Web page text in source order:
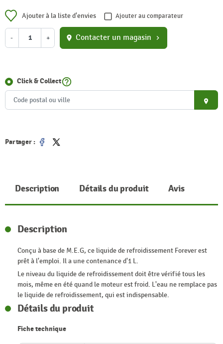
Ajouter à la liste d'envies Ajouter au comparateur
- + location_on Contacter un magasin chevron_right
Click & Collecthelp_outline
place
Partager :
Partager
Tweet
Description Détails du produit Avis
Description
Conçu à base de M.E.G, ce liquide de refroidissement Forever est
prêt à l'emploi. Il a une contenance d'1 L.
Le niveau du liquide de refroidissement doit être vérifié tous les
mois, même en été quand le moteur est froid. L'eau ne remplace pas
le liquide de refroidissement, qui est indispensable.
Détails du produit
Fiche technique